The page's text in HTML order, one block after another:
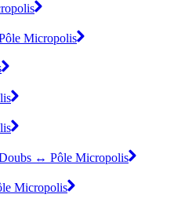
Micropolis
↔ Pôle Micropolis
Micropolis